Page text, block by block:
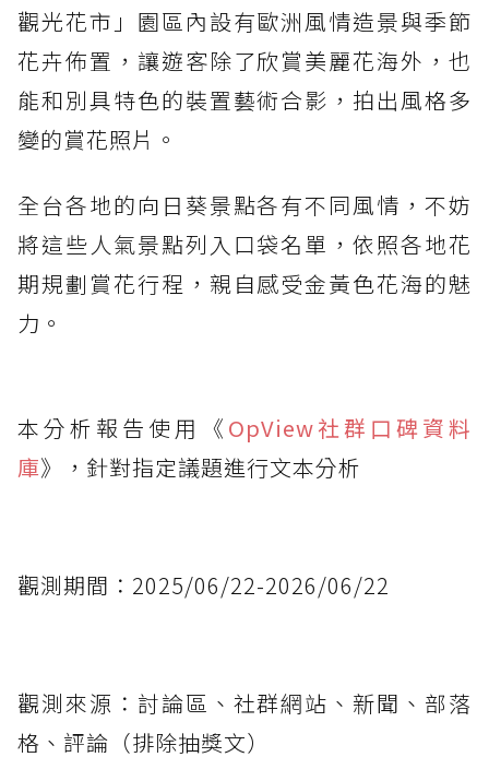
觀光花市」園區內設有歐洲風情造景與季節
花卉佈置，讓遊客除了欣賞美麗花海外，也
能和別具特色的裝置藝術合影，拍出風格多
變的賞花照片。
全台各地的向日葵景點各有不同風情，不妨
將這些人氣景點列入口袋名單，依照各地花
期規劃賞花行程，親自感受金黃色花海的魅
力。
本分析報告使用《 OpView社群口碑資料
庫》，針對指定議題進行文本分析
觀測期間：2025/06/22-2026/06/22
觀測來源：討論區、社群網站、新聞、部落
格、評論（排除抽獎文）